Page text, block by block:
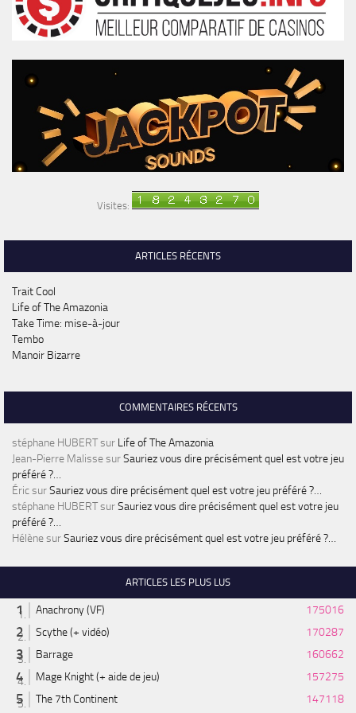
Visites:
ARTICLES RÉCENTS
Trait Cool
Life of The Amazonia
Take Time: mise-à-jour
Tembo
Manoir Bizarre
COMMENTAIRES RÉCENTS
stéphane HUBERTsur Life of The Amazonia
Jean-Pierre MalissesurSauriez vous dire précisément quel est votre jeu
préféré ?…
ÉricsurSauriez vous dire précisément quel est votre jeu préféré ?…
stéphane HUBERTsurSauriez vous dire précisément quel est votre jeu
préféré ?…
HélènesurSauriez vous dire précisément quel est votre jeu préféré ?…
ARTICLES LES PLUS LUS
Anachrony (VF)
175016
Scythe (+ vidéo)
170287
Barrage
160662
Mage Knight (+ aide de jeu)
157275
The 7th Continent
147118